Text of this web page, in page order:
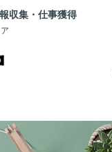
収集・仕事獲得